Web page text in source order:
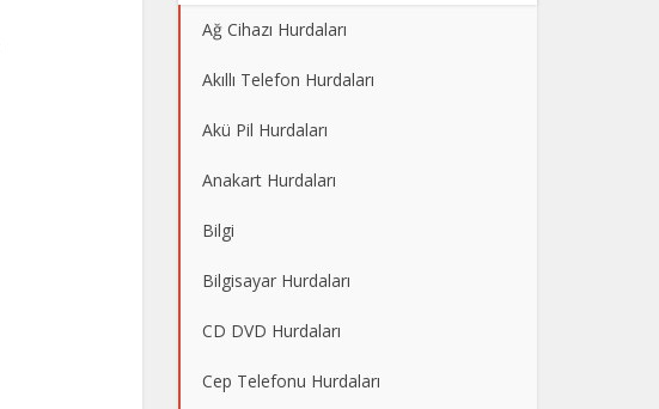
Ağ Cihazı Hurdaları
Akıllı Telefon Hurdaları
Akü Pil Hurdaları
Anakart Hurdaları
Bilgi
Bilgisayar Hurdaları
CD DVD Hurdaları
Cep Telefonu Hurdaları